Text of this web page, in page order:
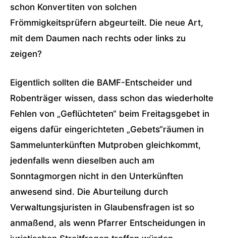
schon Konvertiten von solchen
Frömmigkeitsprüfern abgeurteilt. Die neue Art,
mit dem Daumen nach rechts oder links zu
zeigen?
Eigentlich sollten die BAMF-Entscheider und
Robenträger wissen, dass schon das wiederholte
Fehlen von „Geflüchteten“ beim Freitagsgebet in
eigens dafür eingerichteten „Gebets“räumen in
Sammelunterkünften Mutproben gleichkommt,
jedenfalls wenn dieselben auch am
Sonntagmorgen nicht in den Unterkünften
anwesend sind. Die Aburteilung durch
Verwaltungsjuristen in Glaubensfragen ist so
anmaßend, als wenn Pfarrer Entscheidungen in